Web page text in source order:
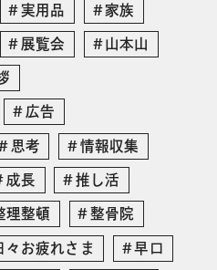
実用品 家族
展覧会 山本山
広告
思考 情報収集
成長 推し活
理整頓 整骨院
々お疲れさま 早口